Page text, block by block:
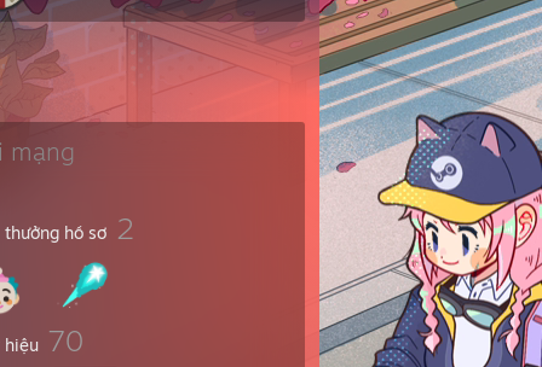
mạng
thưởng hồ sơ 2
hiệu 70